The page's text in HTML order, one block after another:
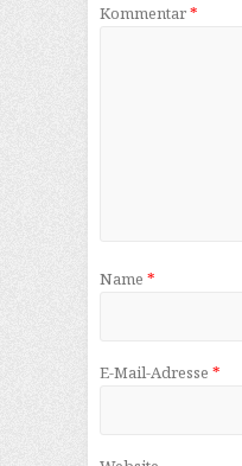
Kommentar*
Name *
E-Mail-Adresse *